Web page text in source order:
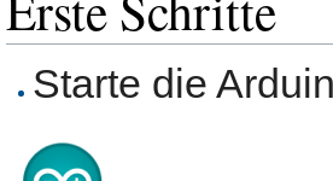
Starte die